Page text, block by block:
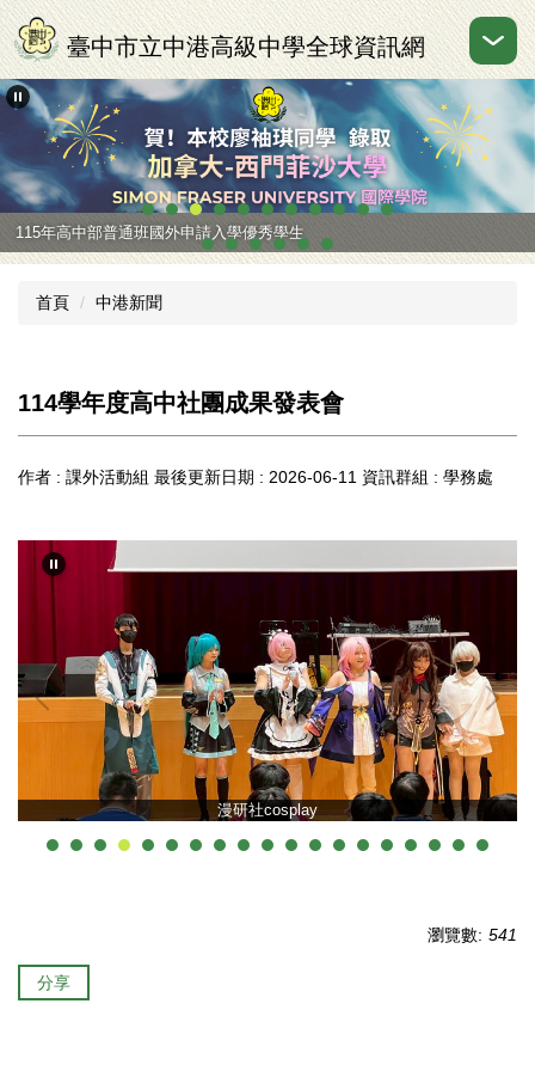
跳
到
主
要
區
臺中市立中港高級中學全球資訊網
115年高中部普通班國外申請入學優秀學生
首頁 中港新聞
114學年度高中社團成果發表會
作者 : 課外活動組 最後更新日期 : 2026-06-11 資訊群組 : 學務處
漫研社cosplay
瀏覽數: 541
分享